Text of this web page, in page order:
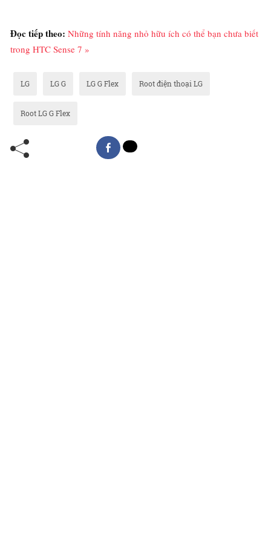
Đọc tiếp theo: Những tính năng nhỏ hữu ích có thể bạn chưa biết
trong HTC Sense 7 »
LG LG G LG G Flex Root điện thoại LG
Root LG G Flex